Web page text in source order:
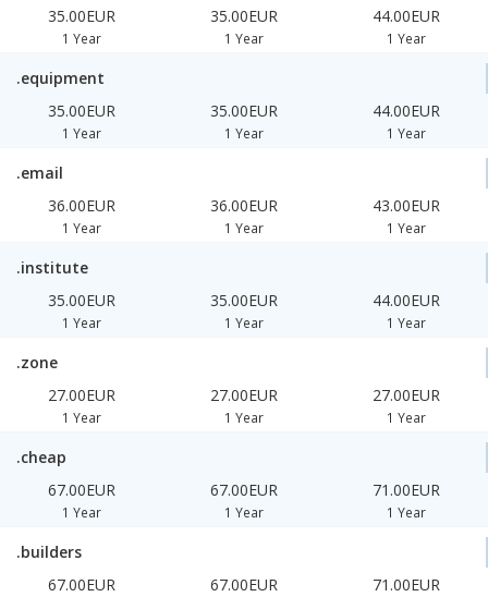
35.00EUR
1 Year
35.00EUR
1 Year
44.00EUR
1 Year
.equipment
35.00EUR
1 Year
35.00EUR
1 Year
44.00EUR
1 Year
.email
36.00EUR
1 Year
36.00EUR
1 Year
43.00EUR
1 Year
.institute
35.00EUR
1 Year
35.00EUR
1 Year
44.00EUR
1 Year
.zone
27.00EUR
1 Year
27.00EUR
1 Year
27.00EUR
1 Year
.cheap
67.00EUR
1 Year
67.00EUR
1 Year
71.00EUR
1 Year
.builders
67.00EUR
67.00EUR 71.00EUR